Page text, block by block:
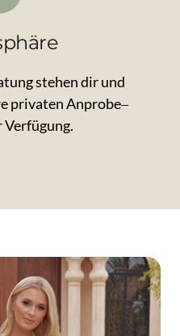
stehen dir
privaten Anprobe‒
Verfügung.